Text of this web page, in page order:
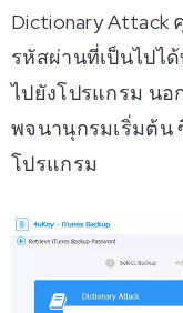
Dictionary
รหัสผ่านที่เป็นไปไ
ไปยังโปรแกรม น
พจนานุกรมเริ่มต้น
โปรแกรม